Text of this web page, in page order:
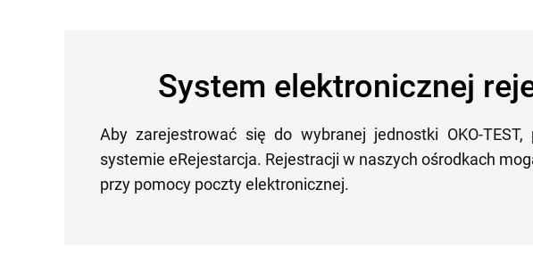
System elektronicznej
Aby zarejestrować się do wybranej jednostki OKO-
systemie eRejestarcja. Rejestracji w naszych ośrodkach
przy pomocy poczty elektronicznej.